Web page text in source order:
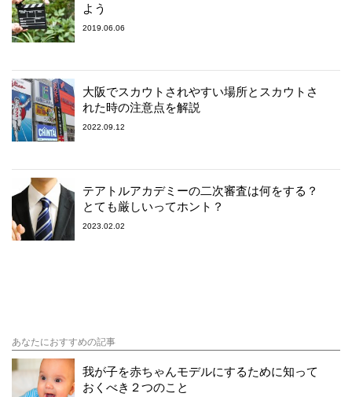
よう
2019.06.06
大阪でスカウトされやすい場所とスカウトさ
れた時の注意点を解説
2022.09.12
テアトルアカデミーの二次審査は何をする？
とても厳しいってホント？
2023.02.02
あなたにおすすめの記事
我が子を赤ちゃんモデルにするために知って
おくべき２つのこと